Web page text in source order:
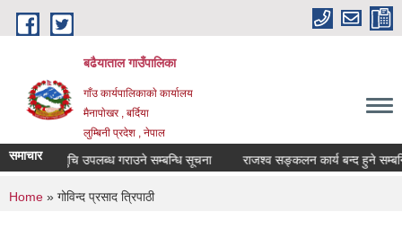
Skip to main content
बढैयाताल गाउँपालिका
गाँउ कार्यपालिकाकाे कार्यालय
मैनापाेखर , बर्दिया
लुम्बिनी प्रदेश , नेपाल
समाचारमुल्य सुचि उपलब्ध गराउने सम्बन्धि सूचना राजश्व सङ्कलन कार्य बन्द हुने
You are here
Home » गोविन्द प्रसाद त्रिपाठी